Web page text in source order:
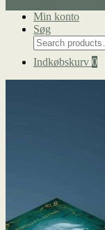
Min konto
Søg
Search
for:
Indkøbskurv 0